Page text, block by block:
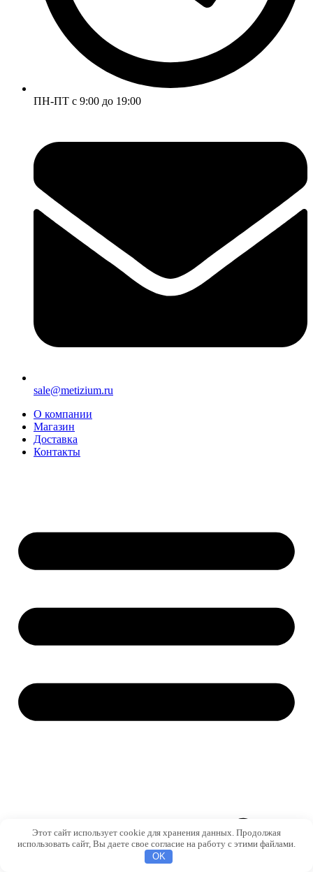
ПН-ПТ с 9:00 до 19:00
sale@metizium.ru
О компании
Магазин
Доставка
Контакты
Этот сайт использует cookie для хранения данных. Продолжая
использовать сайт, Вы даете свое согласие на работу с этими файлами.
OK